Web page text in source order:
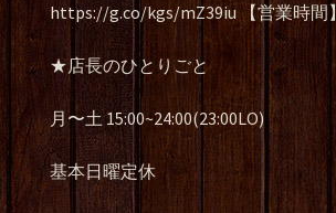
https://g.co/kgs/mZ39iu 【営業時間】
★店長のひとりごと
月〜土 15:00~24:00(23:00LO)
基本日曜定休